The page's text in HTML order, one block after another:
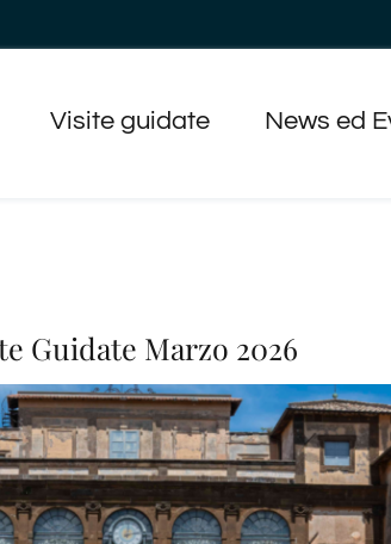
Visite guidate News ed
Guidate Marzo 2026